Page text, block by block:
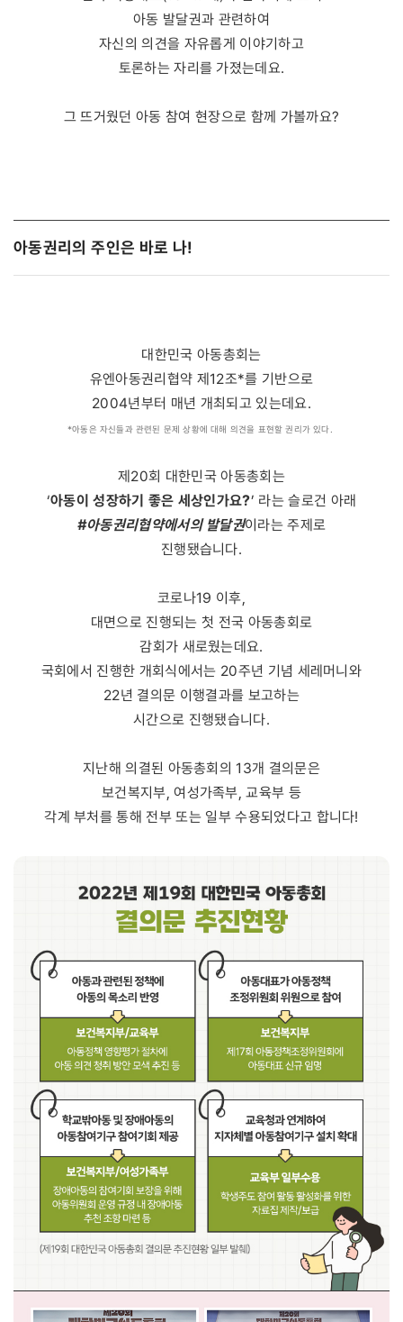
아동 발달권과 관련하여
자신의 의견을 자유롭게 이야기하고
토론하는 자리를 가졌는데요.
그 뜨거웠던 아동 참여 현장으로 함께 가볼까요?
아동권리의 주인은 바로 나!
대한민국 아동총회는
유엔아동권리협약 제12조*를 기반으로
2004년부터 매년 개최되고 있는데요.
*아동은 자신들과 관련된 문제 상황에 대해 의견을 표현할 권리가 있다.
제20회 대한민국 아동총회는
‘아동이 성장하기 좋은 세상인가요?’ 라는 슬로건 아래
#아동권리협약에서의 발달권이라는 주제로
진행됐습니다.
코로나19 이후,
대면으로 진행되는 첫 전국 아동총회로
감회가 새로웠는데요.
국회에서 진행한 개회식에서는 20주년 기념 세레머니와
22년 결의문 이행결과를 보고하는
시간으로 진행됐습니다.
지난해 의결된 아동총회의 13개 결의문은
보건복지부, 여성가족부, 교육부 등
각계 부처를 통해 전부 또는 일부 수용되었다고 합니다!